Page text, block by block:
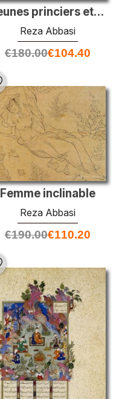
Jeunes princiers et derviche (attribués)
Reza Abbasi
€180.00€104.40
Femme inclinable
Reza Abbasi
€190.00€110.20